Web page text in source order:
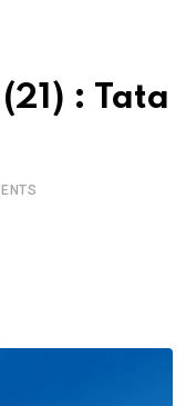
: Tata